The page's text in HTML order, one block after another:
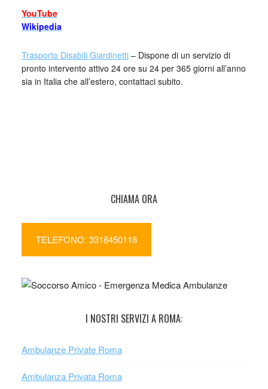
YouTube
Wikipedia
Trasporto Disabili Giardinetti– Dispone di un servizio di
pronto intervento attivo 24 ore su 24 per 365 giorni all’anno
sia in Italia che all’estero, contattaci subito.
CHIAMA ORA
TELEFONO: 3318450118
I NOSTRI SERVIZI A ROMA:
Ambulanze Private Roma
Ambulanza Privata Roma